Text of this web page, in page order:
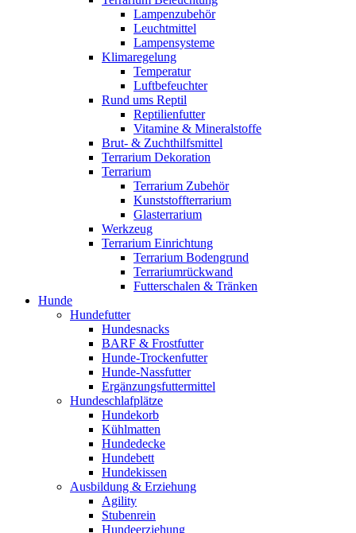
Lampenzubehör
Leuchtmittel
Lampensysteme
Klimaregelung
Temperatur
Luftbefeuchter
Rund ums Reptil
Reptilienfutter
Vitamine & Mineralstoffe
Brut- & Zuchthilfsmittel
Terrarium Dekoration
Terrarium
Terrarium Zubehör
Kunststoffterrarium
Glasterrarium
Werkzeug
Terrarium Einrichtung
Terrarium Bodengrund
Terrariumrückwand
Futterschalen & Tränken
Hunde
Hundefutter
Hundesnacks
BARF & Frostfutter
Hunde-Trockenfutter
Hunde-Nassfutter
Ergänzungsfuttermittel
Hundeschlafplätze
Hundekorb
Kühlmatten
Hundedecke
Hundebett
Hundekissen
Ausbildung & Erziehung
Agility
Stubenrein
Hundeerziehung